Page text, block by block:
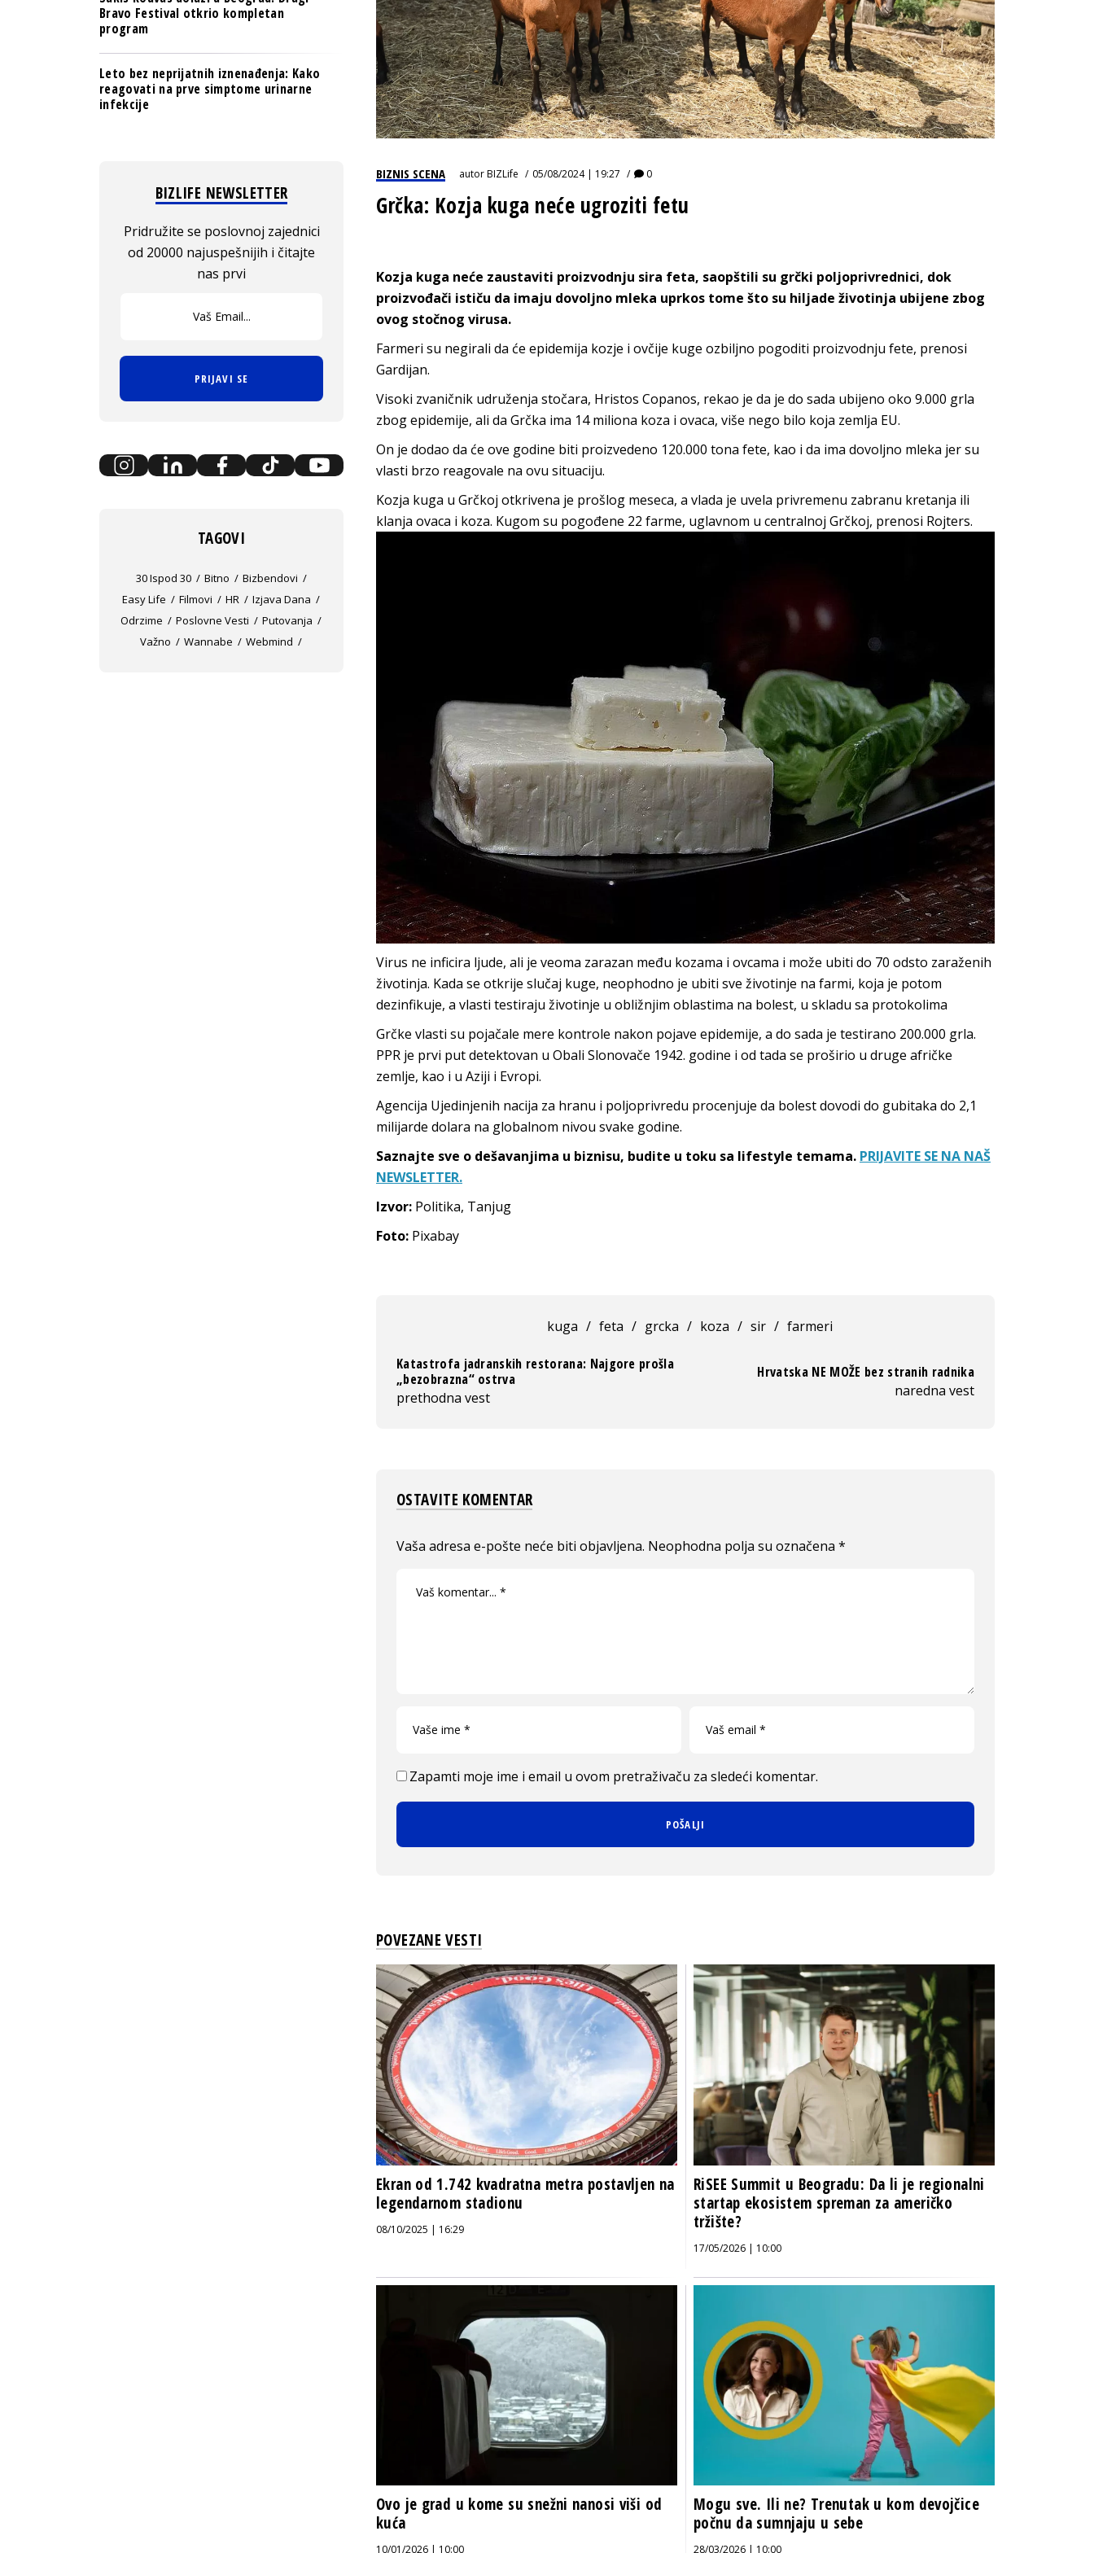
BIZNIS SCENA autorBIZLife 05/08/2024 | 19:27 0
Grčka: Kozja kuga neće ugroziti fetu
Kozja kuga neće zaustaviti proizvodnju sira feta, saopštili su grčki poljoprivrednici, dok
proizvođači ističu da imaju dovoljno mleka uprkos tome što su hiljade životinja ubijene zbog
ovog stočnog virusa.
Farmeri su negirali da će epidemija kozje i ovčije kuge ozbiljno pogoditi proizvodnju fete, prenosi
Gardijan.
Visoki zvaničnik udruženja stočara, Hristos Copanos, rekao je da je do sada ubijeno oko 9.000 grla
zbog epidemije, ali da Grčka ima 14 miliona koza i ovaca, više nego bilo koja zemlja EU.
On je dodao da će ove godine biti proizvedeno 120.000 tona fete, kao i da ima dovoljno mleka jer su
vlasti brzo reagovale na ovu situaciju.
Kozja kuga u Grčkoj otkrivena je prošlog meseca, a vlada je uvela privremenu zabranu kretanja ili
klanja ovaca i koza. Kugom su pogođene 22 farme, uglavnom u centralnoj Grčkoj, prenosi Rojters.
Virus ne inficira ljude, ali je veoma zarazan među kozama i ovcama i može ubiti do 70 odsto zaraženih
životinja. Kada se otkrije slučaj kuge, neophodno je ubiti sve životinje na farmi, koja je potom
dezinfikuje, a vlasti testiraju životinje u obližnjim oblastima na bolest, u skladu sa protokolima
Grčke vlasti su pojačale mere kontrole nakon pojave epidemije, a do sada je testirano 200.000 grla.
PPR je prvi put detektovan u Obali Slonovače 1942. godine i od tada se proširio u druge afričke
zemlje, kao i u Aziji i Evropi.
Agencija Ujedinjenih nacija za hranu i poljoprivredu procenjuje da bolest dovodi do gubitaka do 2,1
milijarde dolara na globalnom nivou svake godine.
Saznajte sve o dešavanjima u biznisu, budite u toku sa lifestyle temama. PRIJAVITE SE NA NAŠ
NEWSLETTER.
Izvor: Politika, Tanjug
Foto: Pixabay
kuga / feta / grcka / koza / sir / farmeri
Katastrofa jadranskih restorana: Najgore prošla
„bezobrazna“ ostrva
prethodna vest
Hrvatska NE MOŽE bez stranih radnika
naredna vest
OSTAVITE KOMENTAR
Vaša adresa e-pošte neće biti objavljena. Neophodna polja su označena *
Zapamti moje ime i email u ovom pretraživaču za sledeći komentar.
POVEZANE VESTI
Ekran od 1.742 kvadratna metra postavljen na
legendarnom stadionu
08/10/2025 | 16:29
RiSEE Summit u Beogradu: Da li je regionalni
startap ekosistem spreman za američko
tržište?
17/05/2026 | 10:00
Ovo je grad u kome su snežni nanosi viši od
kuća
10/01/2026 | 10:00
Mogu sve. Ili ne? Trenutak u kom devojčice
počnu da sumnjaju u sebe
28/03/2026 | 10:00
Bravo Festival otkrio kompletan
program
Leto bez neprijatnih iznenađenja: Kako
reagovati na prve simptome urinarne
infekcije
BIZLIFE NEWSLETTER
Pridružite se poslovnoj zajednici
od 20000 najuspešnijih i čitajte
nas prvi
PRIJAVI SE
TAGOVI
30 Ispod 30 Bitno
Bizbendovi
Easy Life
Filmovi HR
Izjava Dana
Odrzime
Poslovne Vesti
Putovanja
Važno
Wannabe Webmind